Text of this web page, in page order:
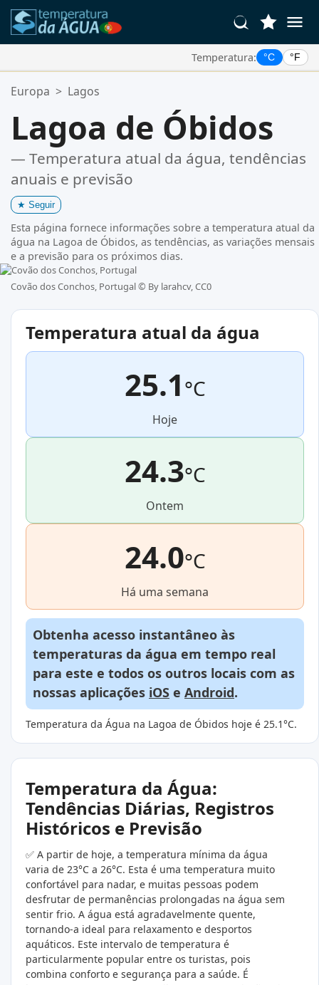
Temperatura: °C °F
Suas Localizações Favoritas:
Europa > Lagos
Lagoa de Óbidos
— Temperatura atual da água, tendências
anuais e previsão
★ Seguir
Esta página fornece informações sobre a temperatura atual da
água na Lagoa de Óbidos, as tendências, as variações mensais
e a previsão para os próximos dias.
Covão dos Conchos, Portugal © By larahcv, CC0
Temperatura atual da água
25.1°C
Hoje
24.3°C
Ontem
24.0°C
Há uma semana
Obtenha acesso instantâneo às
temperaturas da água em tempo real
para este e todos os outros locais com as
nossas aplicações iOS e Android.
Temperatura da Água na Lagoa de Óbidos hoje é 25.1°C.
Temperatura da Água:
Tendências Diárias, Registros
Históricos e Previsão
✅ A partir de hoje, a temperatura mínima da água
varia de 23°C a 26°C. Esta é uma temperatura muito
confortável para nadar, e muitas pessoas podem
desfrutar de permanências prolongadas na água sem
sentir frio. A água está agradavelmente quente,
tornando-a ideal para relaxamento e desportos
aquáticos. Este intervalo de temperatura é
particularmente popular entre os turistas, pois
combina conforto e segurança para a saúde. É